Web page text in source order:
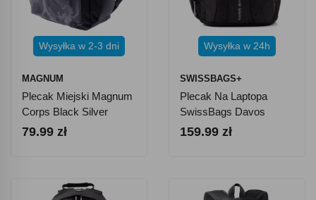
Wysyłka w 2-3 dni
MAGNUM
Plecak Miejski Magnum
Corps Black Silver
Camo 25l
79.99 zł
Wysyłka w 24h
SWISSBAGS+
Plecak Na Laptopa
SwissBags Davos
SB103 35 L
159.99 zł